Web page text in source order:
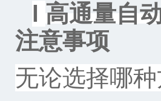
l 高通量自
注意事项
无论选择哪